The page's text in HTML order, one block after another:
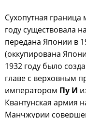
Сухопутная
году существовала
передана Японии в
(оккупирована
1932 году было
главе с верховным
императором Пу И
Квантунская армия
Манчжурии